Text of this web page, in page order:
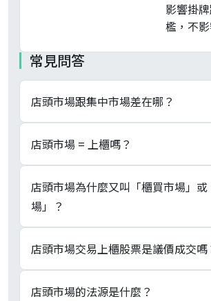
影響掛
檻，不
常見問答
店頭市場跟集中市場差在哪？
差在經營機構與掛牌標的：集中市
易所（TWSE）經營、掛牌上市股票
證券櫃檯買賣中心（TPEx）經營、掛
股票。兩者上櫃股票部分的撮合制
查門檻。
店頭市場 = 上櫃嗎？
不是。店頭市場是 TPEx 經營的「交
櫃是公司股票在 TPEx 正式掛牌的「
市場除了上櫃股票之外，還涵蓋興
ETF、上櫃權證、公司債、政府公債
店頭市場為什麼又叫「櫃買市場」或
場」？
三個名稱指同一個場域。「店頭市場
OTC（Over-the-Counter）直譯，
價傳統；「櫃買市場」是 TPEx（證
店頭市場交易上櫃股票是議價成交嗎
不是。現行上櫃股票透過 TPEx「等
店頭市場的法源是什麼？